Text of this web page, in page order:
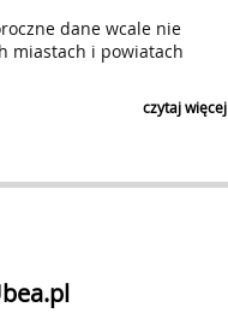
dane wcale nie
miastach i powiatach
czytaj więcej